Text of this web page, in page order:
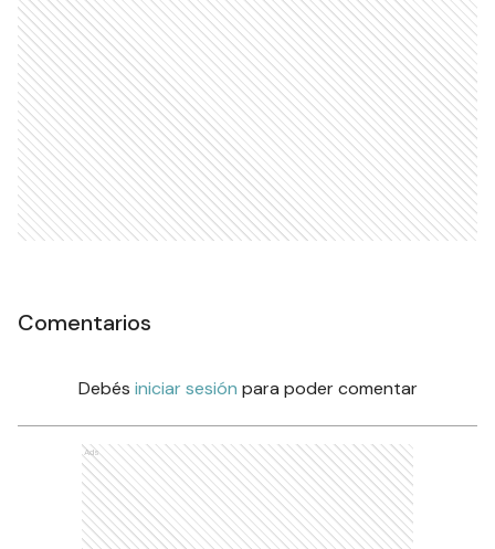
Comentarios
Debés iniciar sesión para poder comentar
Ads